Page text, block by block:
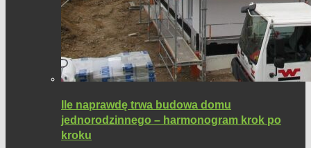
Ile naprawdę trwa budowa domu
jednorodzinnego – harmonogram krok po
kroku